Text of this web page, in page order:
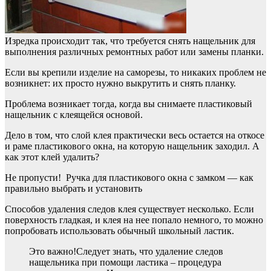
Изредка происходит так, что требуется снять нащельник для
выполнения различных ремонтных работ или замены планки.
Если вы крепили изделие на саморезы, то никаких проблем не
возникнет: их просто нужно выкрутить и снять планку.
Проблема возникает тогда, когда вы снимаете пластиковый
нащельник с клеящейся основой.
Дело в том, что слой клея практически весь остается на откосе
и раме пластикового окна, на которую нащельник заходил. А
как этот клей удалить?
Не пропусти! Ручка для пластикового окна с замком — как
правильно выбрать и установить
Способов удаления следов клея существует несколько. Если
поверхность гладкая, и клея на нее попало немного, то можно
попробовать использовать обычный школьный ластик.
Это важно!Следует знать, что удаление следов
нащельника при помощи ластика – процедура